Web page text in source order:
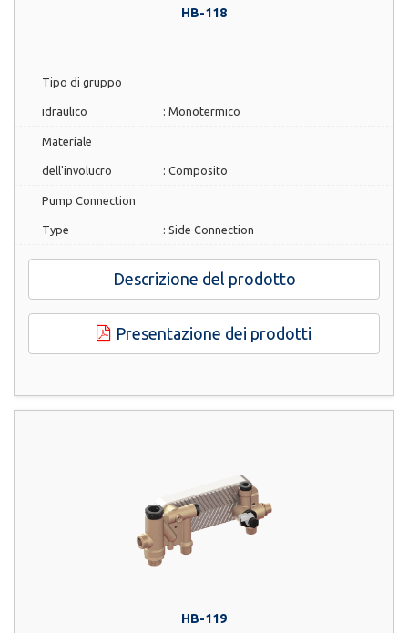
HB-118
Tipo di gruppo
idraulico : Monotermico
Materiale
dell'involucro : Composito
Pump Connection
Type : Side Connection
Descrizione del prodotto
Presentazione dei prodotti
HB-119